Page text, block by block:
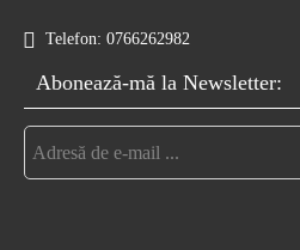
Telefon: 0766262982
Abonează-mă la Newsletter: